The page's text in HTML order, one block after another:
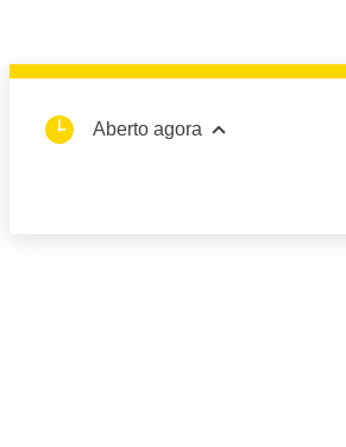
Aberto agora